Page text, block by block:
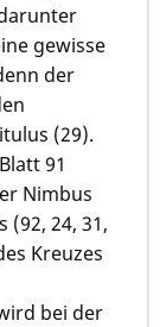
gewisse
der
(29).
91
Nimbus
(92, 24, 31,
Kreuzes
bei der